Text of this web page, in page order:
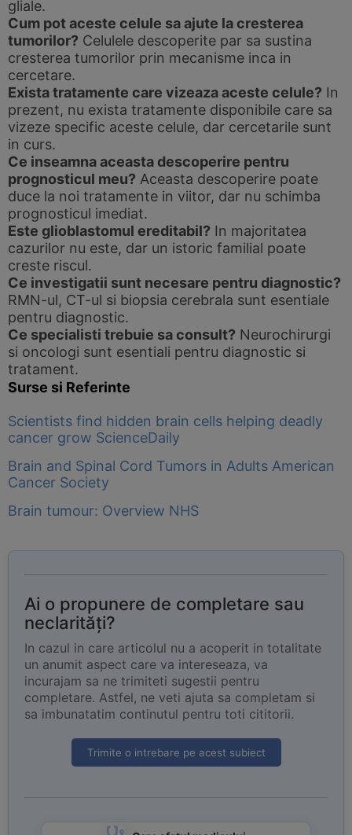
gliale.
Cum pot aceste celule sa ajute la cresterea
tumorilor? Celulele descoperite par sa sustina
cresterea tumorilor prin mecanisme inca in
cercetare.
Exista tratamente care vizeaza aceste celule? In
prezent, nu exista tratamente disponibile care sa
vizeze specific aceste celule, dar cercetarile sunt
in curs.
Ce inseamna aceasta descoperire pentru
prognosticul meu? Aceasta descoperire poate
duce la noi tratamente in viitor, dar nu schimba
prognosticul imediat.
Este glioblastomul ereditabil? In majoritatea
cazurilor nu este, dar un istoric familial poate
creste riscul.
Ce investigatii sunt necesare pentru diagnostic?
RMN-ul, CT-ul si biopsia cerebrala sunt esentiale
pentru diagnostic.
Ce specialisti trebuie sa consult? Neurochirurgi
si oncologi sunt esentiali pentru diagnostic si
tratament.
Surse si Referinte
Scientists find hidden brain cells helping deadly
cancer grow ScienceDaily
Brain and Spinal Cord Tumors in Adults American
Cancer Society
Brain tumour: Overview NHS
Ai o propunere de completare sau
neclarități?
In cazul in care articolul nu a acoperit in totalitate
un anumit aspect care va intereseaza, va
incurajam sa ne trimiteti sugestii pentru
completare. Astfel, ne veti ajuta sa completam si
sa imbunatatim continutul pentru toti cititorii.
Trimite o intrebare pe acest subiect